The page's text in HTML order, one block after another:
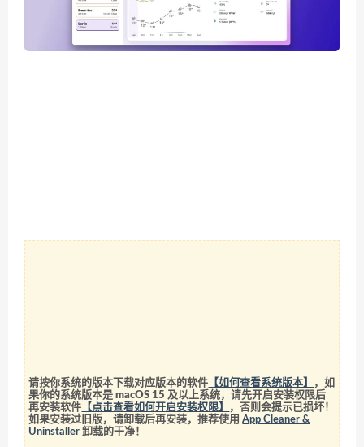
请按你系统的版本下载对应版本的软件 【如何查看系统版本】
，如
果你的系统版本是 macOS 15 及以上系统，请先开启安装权限后
再安装软件 【点击查看如何开启安装权限】
，否则会提示已损坏！
如果安装过旧版，请卸载后再安装，推荐使用App Cleaner &
Uninstaller 卸载的干净！